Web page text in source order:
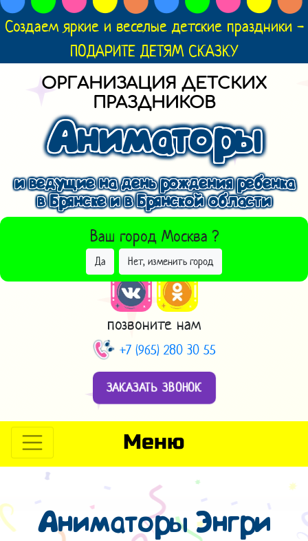
Создаем яркие и веселые детские праздники -
ПОДАРИТЕ ДЕТЯМ СКАЗКУ
ОРГАНИЗАЦИЯ ДЕТСКИХ
ПРАЗДНИКОВ
Аниматоры
и ведущие на день рождения ребенка
в Брянске и в Брянской области
Ваш город Москва ?
Да Нет, изменить город
ВЫБРАТЬ ДРУГОЙ ГОРОД
позвоните нам
+7 (965) 280 30 55
ЗАКАЗАТЬ ЗВОНОК
Меню
Аниматоры Энгри